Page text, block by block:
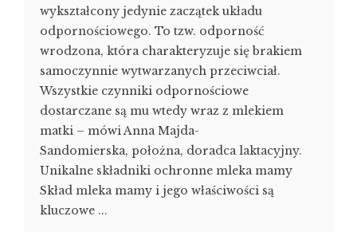
wykształcony jedynie zaczątek układu
odpornościowego. To tzw. odporność
wrodzona, która charakteryzuje się brakiem
samoczynnie wytwarzanych przeciwciał.
Wszystkie czynniki odpornościowe
dostarczane są mu wtedy wraz z mlekiem
matki – mówi Anna Majda-
Sandomierska, położna, doradca laktacyjny.
Unikalne składniki ochronne mleka mamy
Skład mleka mamy i jego właściwości są
kluczowe ...